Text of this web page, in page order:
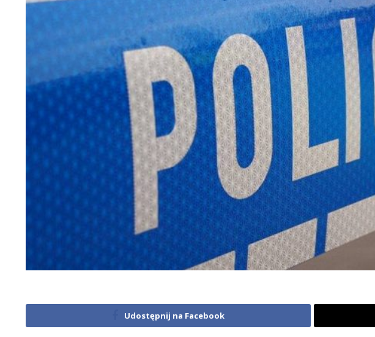
Udostępnij na Facebook